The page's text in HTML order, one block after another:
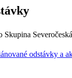
odstávky a